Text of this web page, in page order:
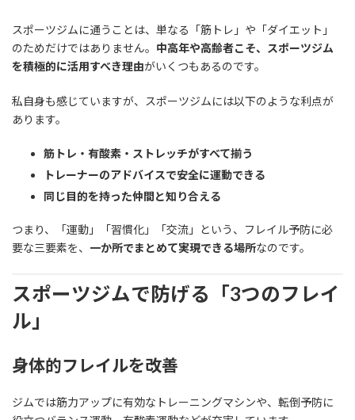
スポーツジムに通うことは、単なる「筋トレ」や「ダイエット」
のためだけではありません。 中高年や高齢者こそ、スポーツジム
を積極的に活用すべき理由がいくつもあるのです。
私自身も感じていますが、スポーツジムには以下のような利点が
あります。
筋トレ・有酸素・ストレッチがすべて揃う
トレーナーのアドバイスで安全に運動できる
同じ目的を持った仲間と知り合える
つまり、「運動」「習慣化」「交流」という、フレイル予防に必
要な三要素を、 一か所でまとめて実現できる場所なのです。
スポーツジムで防げる「3つのフレイ
ル」
身体的フレイルを改善
ジムでは筋力アップに有効なトレーニングマシンや、転倒予防に